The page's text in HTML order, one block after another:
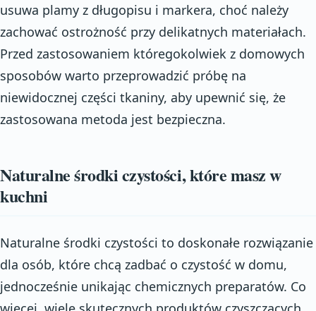
usuwa plamy z długopisu i markera, choć należy
zachować ostrożność przy delikatnych materiałach.
Przed zastosowaniem któregokolwiek z domowych
sposobów warto przeprowadzić próbę na
niewidocznej części tkaniny, aby upewnić się, że
zastosowana metoda jest bezpieczna.
Naturalne środki czystości, które masz w
kuchni
Naturalne środki czystości to doskonałe rozwiązanie
dla osób, które chcą zadbać o czystość w domu,
jednocześnie unikając chemicznych preparatów. Co